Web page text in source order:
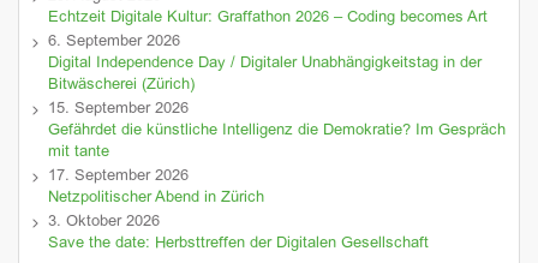
Echtzeit Digitale Kultur: Graffathon 2026 – Coding becomes Art
6. September 2026
Digital Independence Day / Digitaler Unabhängigkeitstag in der
Bitwäscherei (Zürich)
15. September 2026
Gefährdet die künstliche Intelligenz die Demokratie? Im Gespräch
mit tante
17. September 2026
Netzpolitischer Abend in Zürich
3. Oktober 2026
Save the date: Herbsttreffen der Digitalen Gesellschaft